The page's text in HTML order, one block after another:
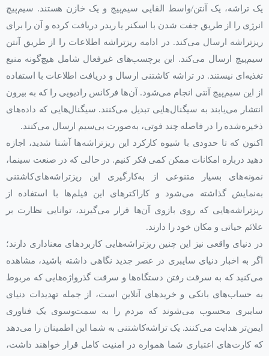
یک تراشه، یک آنتن/واسط القایی سیم‌پیچ و یک خازن هستند. سیم‌پیچ
انرژی را از طریق جفت شدن با اسکنر یا ریدر دریافت کرده و آن را برای
ریزتراشه ارسال می‌کند. در ادامه ریزتراشه اطلاعات را از طریق آنتن
سیم‌پیچ ارسال می‌کند. این برچسب‌های غیرفعال شامل هیچ‌گونه منبع
تغذیه‌ای نیستند. در تراشه کاشتنی ارسال و دریافت اطلاعات با استفاده
از این سیم‌پیچ آنتی انجام می‌شود. آن‌ها فرکانس رادیویی را که به بیرون
انتشار می‌یابند به سیگنال‌هایی تبدیل می‌کنند. سیگنال‌هایی که داده‌های
ذخیره‌شده را در فاصله چند فوتی، به‌صورت بی‌سیم ارسال می‌کنند.
اکنون که تا حدودی با شیوه کارکرد این ریزتراشه‌ها آشنا شدید، اجازه
دهید درباره امکانات ممکن کمی فکر کنیم. در حالی که در صنعت سینما،
نمونه‌های بسیار متنوعی از به‌کارگیری این ریزتراشه‌های‌کاشتنی
به‌نمایش گذاشته می‌شود و کاراکترهای این فیلم‌ها با استفاده از
ریزتراشه‌هایی که روی بازوی آن‌ها قرار می‌گیرند، توانایی نظارت بر
علائم حیاتی و مکان خود را دارند.
در دنیای واقعی نیز این چنین ریزتراشه‌هایی کاربردهای معناداری دارند؛
اگر به اخبار دنیای سایبری در عصر جدید نگاهی داشته باشید، مشاهده
می‌کنید که به ‌سرقت ‌رفتن دستگاه‌ها و سرقت گذرواژه‌هایی که مربوط
به حساب‌های بانکی و خریدهای آنلاین است، از جمله تهدیدات دنیای
سایبری محسوب می‌شوند که مردم را به سمت‌وسوی یک فناوری
ایمن‌تر هدایت می‌کنند. یک تراشه‌کاشتنی به شما این اطمینان را می‌دهد
که کارت‌های اعتباری شما همواره در امنیت کامل قرار خواهند داشت،